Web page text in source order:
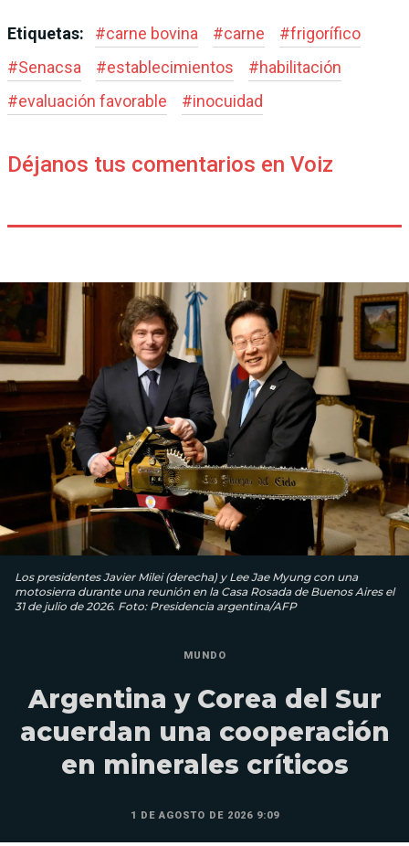
Etiquetas: #carne bovina #carne #frigorífico
#Senacsa #establecimientos #habilitación
#evaluación favorable #inocuidad
Déjanos tus comentarios en Voiz
Los presidentes Javier Milei (derecha) y Lee Jae Myung con una
motosierra durante una reunión en la Casa Rosada de Buenos Aires el
31 de julio de 2026. Foto: Presidencia argentina/AFP
MUNDO
Argentina y Corea del Sur
acuerdan una cooperación
en minerales críticos
1 DE AGOSTO DE 2026 9:09